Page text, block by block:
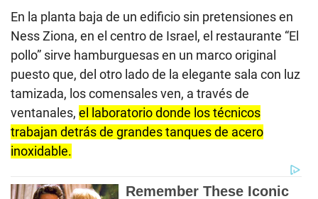
En la planta baja de un edificio sin pretensiones en
Ness Ziona, en el centro de Israel, el restaurante “El
pollo” sirve hamburguesas en un marco original
puesto que, del otro lado de la elegante sala con luz
tamizada, los comensales ven, a través de
ventanales, el laboratorio donde los técnicos
trabajan detrás de grandes tanques de acero
inoxidable.